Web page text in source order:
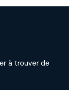
à trouver de